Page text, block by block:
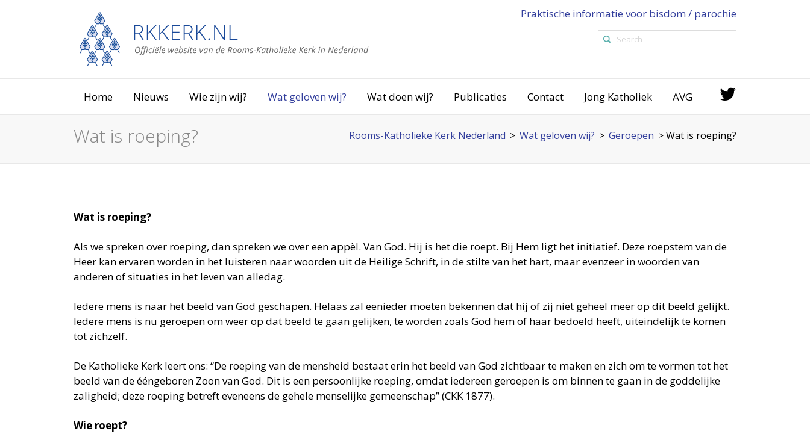
Praktische informatie voor bisdom / parochie
Home Nieuws Wie zijn wij? Wat geloven wij? Wat doen wij? Publicaties Contact Jong Katholiek AVG
Wat is roeping? Rooms-Katholieke Kerk Nederland > Wat geloven wij? > Geroepen >Wat is roeping?
Wat is roeping?
Als we spreken over roeping, dan spreken we over een appèl. Van God. Hij is het die roept. Bij Hem ligt het initiatief. Deze roepstem van de
Heer kan ervaren worden in het luisteren naar woorden uit de Heilige Schrift, in de stilte van het hart, maar evenzeer in woorden van
anderen of situaties in het leven van alledag.
Iedere mens is naar het beeld van God geschapen. Helaas zal eenieder moeten bekennen dat hij of zij niet geheel meer op dit beeld gelijkt.
Iedere mens is nu geroepen om weer op dat beeld te gaan gelijken, te worden zoals God hem of haar bedoeld heeft, uiteindelijk te komen
tot zichzelf.
De Katholieke Kerk leert ons: “De roeping van de mensheid bestaat erin het beeld van God zichtbaar te maken en zich om te vormen tot het
beeld van de ééngeboren Zoon van God. Dit is een persoonlijke roeping, omdat iedereen geroepen is om binnen te gaan in de goddelijke
zaligheid; deze roeping betreft eveneens de gehele menselijke gemeenschap” (CKK 1877).
Wie roept?